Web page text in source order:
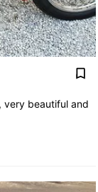
very beautiful and